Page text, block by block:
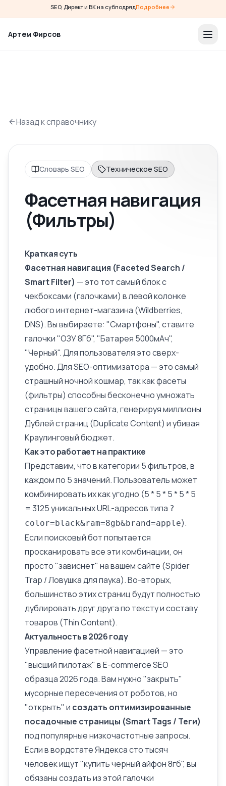
SEO, Директ и ВК на субподрядПодробнее
Артем Фирсов
Назад к справочнику
Словарь SEO Техническое SEO
Фасетная навигация
(Фильтры)
Краткая суть
Фасетная навигация (Faceted Search /
Smart Filter) — это тот самый блок с
чекбоксами (галочками) в левой колонке
любого интернет-магазина (Wildberries,
DNS). Вы выбираете: "Смартфоны", ставите
галочки "ОЗУ 8Гб", "Батарея 5000мАч",
"Черный". Для пользователя это сверх-
удобно. Для SEO-оптимизатора — это самый
страшный ночной кошмар, так как фасеты
(фильтры) способны бесконечно умножать
страницы вашего сайта, генерируя миллионы
Дублей страниц (Duplicate Content) и убивая
Краулинговый бюджет.
Как это работает на практике
Представим, что в категории 5 фильтров, в
каждом по 5 значений. Пользователь может
комбинировать их как угодно (5 * 5 * 5 * 5 * 5
= 3125 уникальных URL-адресов типа ?
color=black&ram=8gb&brand=apple).
Если поисковый бот попытается
просканировать все эти комбинации, он
просто "зависнет" на вашем сайте (Spider
Trap / Ловушка для паука). Во-вторых,
большинство этих страниц будут полностью
дублировать друг друга по тексту и составу
товаров (Thin Content).
Актуальность в 2026 году
Управление фасетной навигацией — это
"высший пилотаж" вE-commerceSEO
образца 2026 года. Вам нужно "закрыть"
мусорные пересечения от роботов, но
"открыть" и создать оптимизированные
посадочные страницы (Smart Tags / Теги)
под популярные низкочастотные запросы.
Если в вордстате Яндекса сто тысяч
человек ищут "купить черный айфон 8гб", вы
обязаны создать из этой галочки